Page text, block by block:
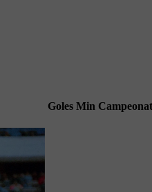
Goles Min